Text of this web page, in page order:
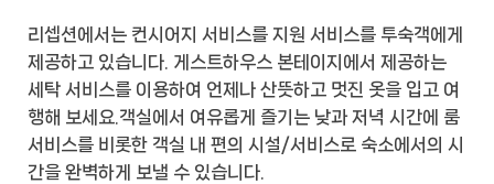
리셉션에서는 컨시어지 서비스를 지원 서비스를 투숙객에게
제공하고 있습니다. 게스트하우스 본테이지에서 제공하는
세탁 서비스를 이용하여 언제나 산뜻하고 멋진 옷을 입고 여
행해 보세요.객실에서 여유롭게 즐기는 낮과 저녁 시간에 룸
서비스를 비롯한 객실 내 편의 시설/서비스로 숙소에서의 시
간을 완벽하게 보낼 수 있습니다.